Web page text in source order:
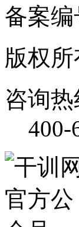
备案编
版权
咨询热
400-